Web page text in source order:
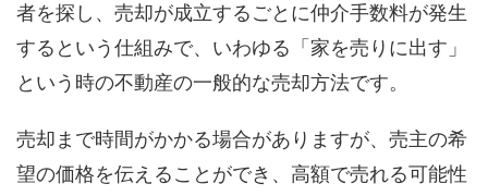
者を探し、売却が成立するごとに仲介手数料が発生
するという仕組みで、いわゆる「家を売りに出す」
という時の不動産の一般的な売却方法です。
売却まで時間がかかる場合がありますが、売主の希
望の価格を伝えることができ、高額で売れる可能性